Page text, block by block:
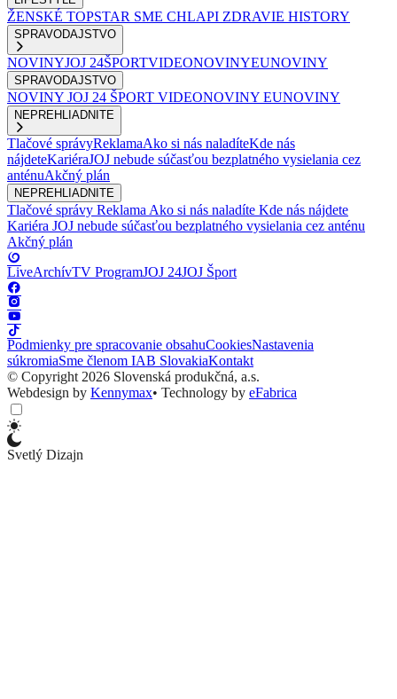
ŽENSKÉ TOPSTAR SME CHLAPI ZDRAVIE HISTORY
SPRAVODAJSTVO
NOVINYJOJ 24ŠPORTVIDEONOVINYEUNOVINY
SPRAVODAJSTVO
NOVINY JOJ 24 ŠPORT VIDEONOVINY EUNOVINY
NEPREHLIADNITE
Tlačové správyReklamaAko si nás naladíteKde nás
nájdeteKariéraJOJ nebude súčasťou bezplatného vysielania cez
anténuAkčný plán
NEPREHLIADNITE
Tlačové správy Reklama Ako si nás naladíte Kde nás nájdete
Kariéra JOJ nebude súčasťou bezplatného vysielania cez anténu
Akčný plán
LiveArchívTV ProgramJOJ 24JOJ Šport
Podmienky pre spracovanie obsahuCookiesNastavenia
súkromiaSme členom IAB SlovakiaKontakt
© Copyright 2026 Slovenská produkčná, a.s.
Webdesign by Kennymax• Technology by eFabrica
Svetlý Dizajn